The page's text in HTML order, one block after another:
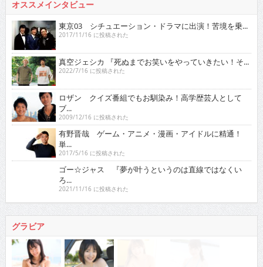
オススメインタビュー
東京03 シチュエーション・ドラマに出演！苦境を乗...
2017/11/16 に投稿された
真空ジェシカ 『死ぬまでお笑いをやっていきたい！そ...
2022/7/16 に投稿された
ロザン クイズ番組でもお馴染み！高学歴芸人として
ブ...
2009/12/16 に投稿された
有野晋哉 ゲーム・アニメ・漫画・アイドルに精通！
単...
2017/5/16 に投稿された
ゴー☆ジャス 『夢が叶うというのは直線ではなくい
ろ...
2021/11/16 に投稿された
グラビア